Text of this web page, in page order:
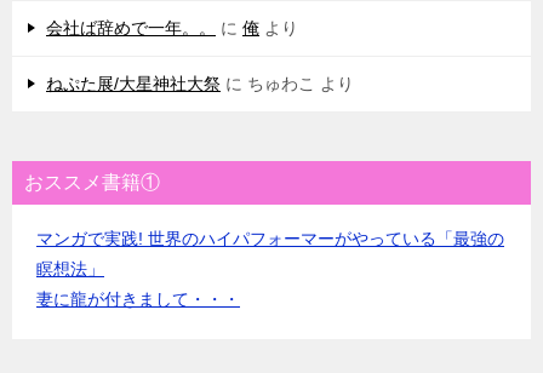
会社ば辞めで一年。。 に 俺 より
ねぷた展/大星神社大祭 に ちゅわこ より
おススメ書籍①
マンガで実践! 世界のハイパフォーマーがやっている「最強の
瞑想法」
妻に龍が付きまして・・・